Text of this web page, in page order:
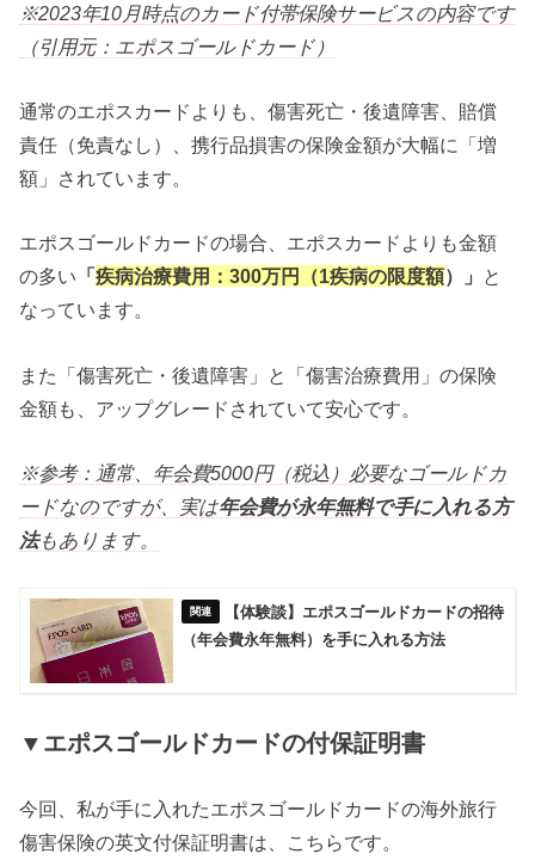
※2023年10月時点のカード付帯保険サービスの内容です
（引用元：エポスゴールドカード）
通常のエポスカードよりも、傷害死亡・後遺障害、賠償
責任（免責なし）、携行品損害の保険金額が大幅に「増
額」されています。
エポスゴールドカードの場合、エポスカードよりも金額
の多い 「疾病治療費用：300万円（1疾病の限度額）」 と
なっています。
また「傷害死亡・後遺障害」と「傷害治療費用」の保険
金額も、アップグレードされていて安心です。
※参考：通常、年会費5000円（税込）必要なゴールドカ
ードなのですが、実は年会費が永年無料で手に入れる方
法もあります。
【体験談】エポスゴールドカードの招待
（年会費永年無料）を手に入れる方法
▼エポスゴールドカードの付保証明書
今回、私が手に入れたエポスゴールドカードの海外旅行
傷害保険の英文付保証明書は、こちらです。